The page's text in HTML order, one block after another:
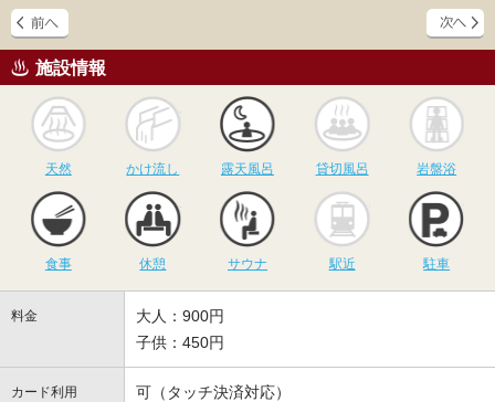
施設情報
天然
かけ流し
かけ流し
露天風呂
露天風呂
貸切風呂
貸切風呂 岩盤浴
食事 休憩
サウナ
サウナ 駅近 駐車
料金
大人：900円
子供：450円
カード利用 可（タッチ決済対応）